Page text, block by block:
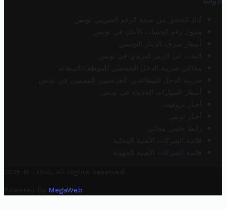
أداة التحقق من صحة الرقم الضريبي تونس
محول رقم الحساب الآيبان في تونس
أسعار صرف الدينار التونسي
البحث عن الرمز البريدي في تونس
محاكي ضريبة الدخل الشخصي للموظف/المتقاعد
ضريبة الدخل للمتقاعدين الفرنسيين المقيمين في تونس
أسعار السيارات الجديدة في تونس
أخبار تروفيت
أخبار تونس
رابط خلفي مجاني
قائمة الشركات الأهلية المحلية
قائمة الشركات الأهلية الجهوية
2025 © Trovit. All Rights Reserved.
Powered By MegaWeb